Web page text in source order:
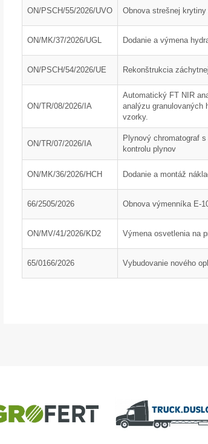
Modernizácia distribučného
systému hlavnej čerpadlovne
ČOV
ON/PSCH/55/2026/UVO Obnova strešnej krytiny
ON/MK/37/2026/UGL Dodanie a výmena
ON/PSCH/54/2026/UE Rekonštrukcia
ON/TR/08/2026/IA
Automatický FT NIR
analýzu granulovaných
vzorky.
ON/TR/07/2026/IA
Plynový chromatograf
kontrolu plynov
ON/MK/36/2026/HCH Dodanie a montáž
66/2505/2026 Obnova výmenníka E-
ON/MV/41/2026/KD2 Výmena osvetlenia na
65/0166/2026 Vybudovanie nového